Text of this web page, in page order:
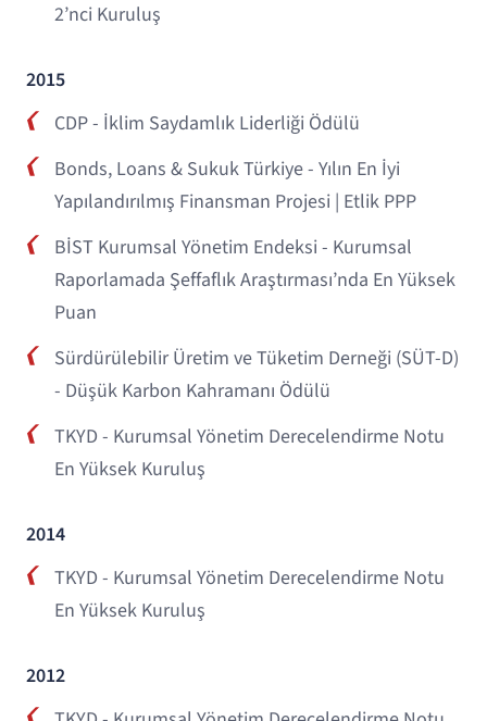
2’nci Kuruluş
2015
CDP - İklim Saydamlık Liderliği Ödülü
Bonds, Loans & Sukuk Türkiye - Yılın En İyi
Yapılandırılmış Finansman Projesi | Etlik PPP
BİST Kurumsal Yönetim Endeksi - Kurumsal
Raporlamada Şeffaflık Araştırması’nda En Yüksek
Puan
Sürdürülebilir Üretim ve Tüketim Derneği (SÜT-D)
- Düşük Karbon Kahramanı Ödülü
TKYD - Kurumsal Yönetim Derecelendirme Notu
En Yüksek Kuruluş
2014
TKYD - Kurumsal Yönetim Derecelendirme Notu
En Yüksek Kuruluş
2012